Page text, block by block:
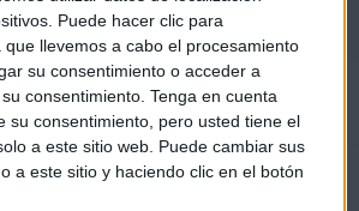
Puede hacer clic para
llevemos a cabo el procesamiento
su consentimiento o acceder a
consentimiento. Tenga en cuenta
su consentimiento, pero usted tiene el
a este sitio web. Puede cambiar sus
a este sitio y haciendo clic en el botón